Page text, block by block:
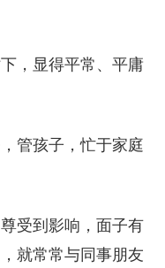
，显得平常、平庸
管孩子，忙于家庭
受到影响，面子有
就常常与同事朋友